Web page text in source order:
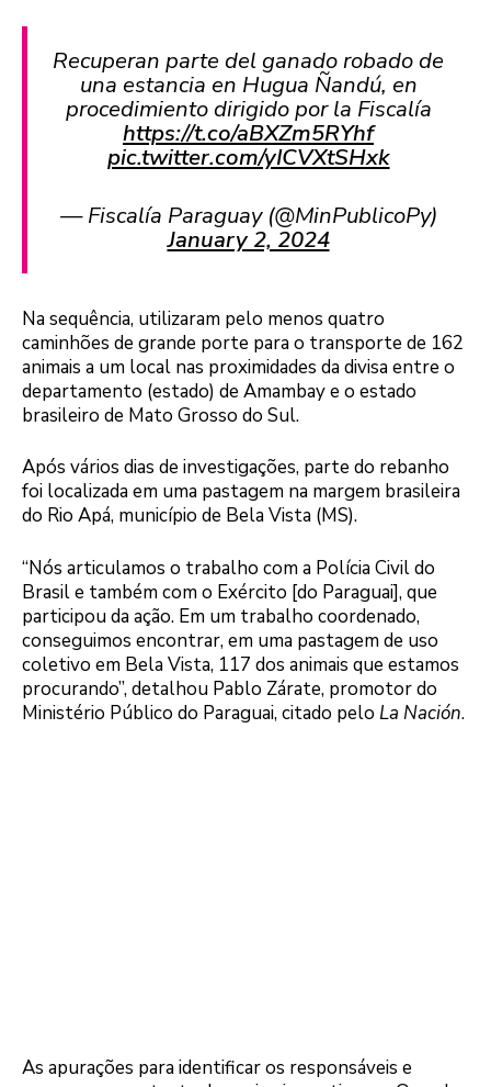
Recuperan parte del ganado robado de
una estancia en Hugua Ñandú, en
procedimiento dirigido por la Fiscalía
https://t.co/aBXZm5RYhf
pic.twitter.com/yICVXtSHxk
— Fiscalía Paraguay (@MinPublicoPy)
January 2, 2024
Na sequência, utilizaram pelo menos quatro
caminhões de grande porte para o transporte de 162
animais a um local nas proximidades da divisa entre o
departamento (estado) de Amambay e o estado
brasileiro de Mato Grosso do Sul.
Após vários dias de investigações, parte do rebanho
foi localizada em uma pastagem na margem brasileira
do Rio Apá, município de Bela Vista (MS).
“Nós articulamos o trabalho com a Polícia Civil do
Brasil e também com o Exército [do Paraguai], que
participou da ação. Em um trabalho coordenado,
conseguimos encontrar, em uma pastagem de uso
coletivo em Bela Vista, 117 dos animais que estamos
procurando”, detalhou Pablo Zárate, promotor do
Ministério Público do Paraguai, citado pelo La Nación.
As apurações para identificar os responsáveis e